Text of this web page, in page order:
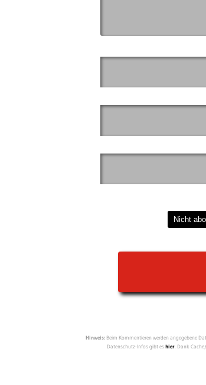
Hinweis:Beim Kommentieren werden angegebene
Datenschutz-Infos gibt eshier. Dank